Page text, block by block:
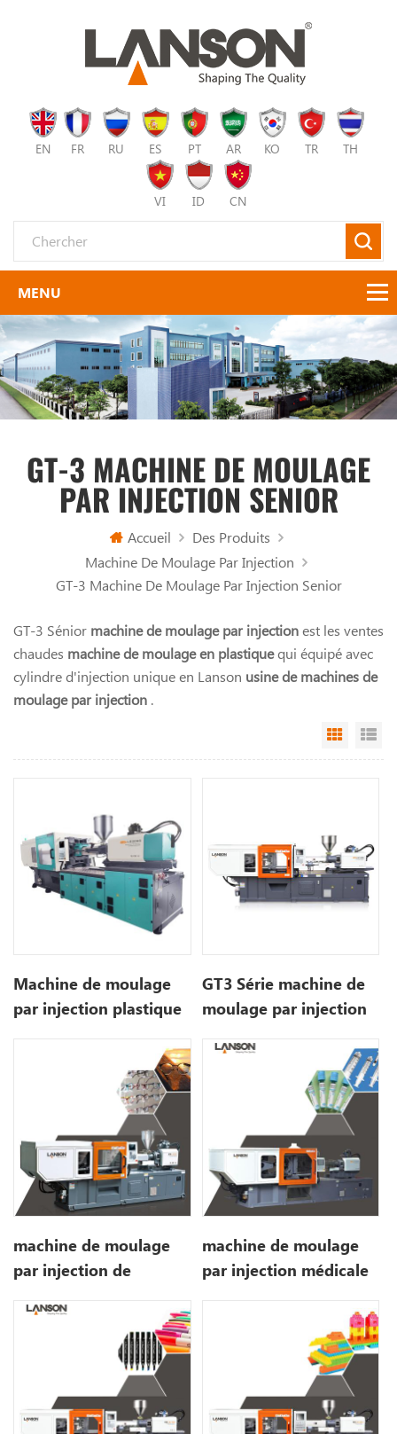
EN FR RU ES PT AR KO TR TH
VI ID CN
GT-3 MACHINE DE MOULAGE
PAR INJECTION SENIOR
Accueil
Des Produits
Machine De Moulage Par Injection
GT-3 Machine De Moulage Par Injection Senior
GT-3 Sénior machine de moulage par injectionest les ventes
chaudes machine de moulage en plastiquequi équipé avec
cylindre d'injection unique en Lanson usine de machines de
moulage par injection .
Grid
Machine de moulage
par injection plastique
GT3 Série machine de
moulage par injection
machine de moulage
par injection de
plastique
machine de moulage
par injection médicale